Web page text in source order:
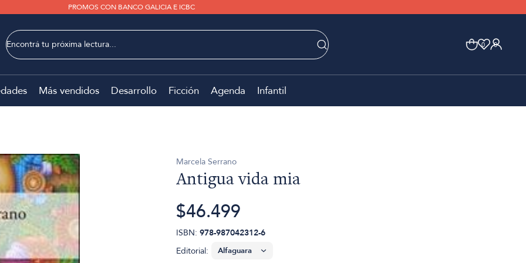
PROMOS CON BANCO GALICIA E ICBC
0 0
Más vendidos Desarrollo Ficción Agenda Infantil
Marcela Serrano
Antigua vida mia
$46.499
ISBN: 978-987042312-6
Editorial: